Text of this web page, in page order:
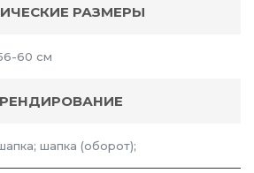
РАЗМЕРЫ
60 см
шапка (оборот);